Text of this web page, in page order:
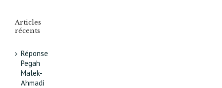
Articles
récents
Réponse
Pegah
Malek-
Ahmadi